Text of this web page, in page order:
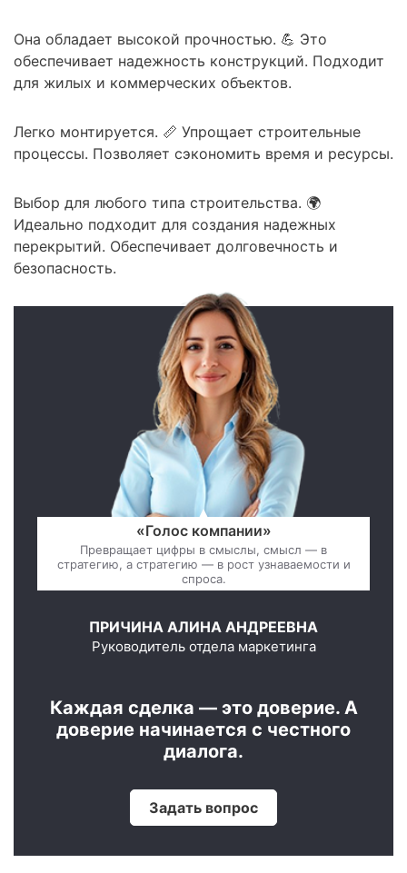
Она обладает высокой прочностью. 💪 Это
обеспечивает надежность конструкций. Подходит
для жилых и коммерческих объектов.
Легко монтируется. 📏 Упрощает строительные
процессы. Позволяет сэкономить время и ресурсы.
Выбор для любого типа строительства. 🌍
Идеально подходит для создания надежных
перекрытий. Обеспечивает долговечность и
безопасность.
«Голос компании»
Превращает цифры в смыслы, смысл — в
стратегию, а стратегию — в рост узнаваемости и
спроса.
ПРИЧИНА АЛИНА АНДРЕЕВНА
Руководитель отдела маркетинга
Каждая сделка — это доверие. А
доверие начинается с честного
диалога.
Задать вопрос